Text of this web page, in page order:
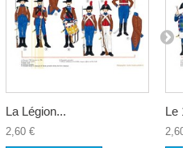
La Légion...
2,60 €
Le
2,60 €